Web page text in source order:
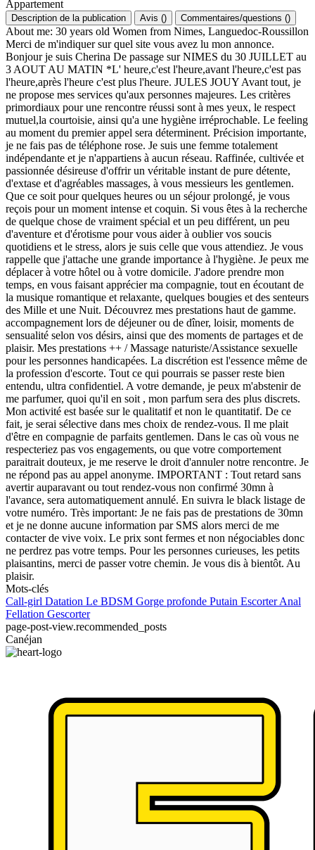
Appartement
Description de la publication Avis () Commentaires/questions ()
About me: 30 years old Women from Nimes, Languedoc-Roussillon
Merci de m'indiquer sur quel site vous avez lu mon annonce.
Bonjour je suis Cherina De passage sur NIMES du 30 JUILLET au
3 AOUT AU MATIN *L' heure,c'est l'heure,avant l'heure,c'est pas
l'heure,après l'heure c'est plus l'heure. JULES JOUY Avant tout, je
ne propose mes services qu'aux personnes majeures. Les critères
primordiaux pour une rencontre réussi sont à mes yeux, le respect
mutuel,la courtoisie, ainsi qu'a une hygiène irréprochable. Le feeling
au moment du premier appel sera déterminent. Précision importante,
je ne fais pas de téléphone rose. Je suis une femme totalement
indépendante et je n'appartiens à aucun réseau. Raffinée, cultivée et
passionnée désireuse d'offrir un véritable instant de pure détente,
d'extase et d'agréables massages, à vous messieurs les gentlemen.
Que ce soit pour quelques heures ou un séjour prolongé, je vous
reçois pour un moment intense et coquin. Si vous êtes à la recherche
de quelque chose de vraiment spécial et un peu différent, un peu
d'aventure et d'érotisme pour vous aider à oublier vos soucis
quotidiens et le stress, alors je suis celle que vous attendiez. Je vous
rappelle que j'attache une grande importance à l'hygiène. Je peux me
déplacer à votre hôtel ou à votre domicile. J'adore prendre mon
temps, en vous faisant apprécier ma compagnie, tout en écoutant de
la musique romantique et relaxante, quelques bougies et des senteurs
des Mille et une Nuit. Découvrez mes prestations haut de gamme.
accompagnement lors de déjeuner ou de dîner, loisir, moments de
sensualité selon vos désirs, ainsi que des moments de partages et de
plaisir. Mes prestations ++ / Massage naturiste/Assistance sexuelle
pour les personnes handicapées. La discrétion est l'essence même de
la profession d'escorte. Tout ce qui pourrais se passer reste bien
entendu, ultra confidentiel. A votre demande, je peux m'abstenir de
me parfumer, quoi qu'il en soit , mon parfum sera des plus discrets.
Mon activité est basée sur le qualitatif et non le quantitatif. De ce
fait, je serai sélective dans mes choix de rendez-vous. Il me plait
d'être en compagnie de parfaits gentlemen. Dans le cas où vous ne
respecteriez pas vos engagements, ou que votre comportement
paraitrait douteux, je me reserve le droit d'annuler notre rencontre. Je
ne répond pas au appel anonyme. IMPORTANT : Tout retard sans
avertir auparavant ou tout rendez-vous non confirmé 30mn à
l'avance, sera automatiquement annulé. En suivra le black listage de
votre numéro. Très important: Je ne fais pas de prestations de 30mn
et je ne donne aucune information par SMS alors merci de me
contacter de vive voix. Le prix sont fermes et non négociables donc
ne perdrez pas votre temps. Pour les personnes curieuses, les petits
plaisantins, merci de passer votre chemin. Je vous dis à bientôt. Au
plaisir.
Mots-clés
Call-girl Datation Le BDSM Gorge profonde Putain EscorterAnal
Fellation Gescorter
page-post-view.recommended_posts
Canéjan